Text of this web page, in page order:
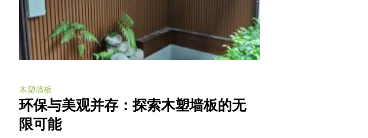
木塑墙板
环保与美观并存：探索木塑墙板的无
限可能